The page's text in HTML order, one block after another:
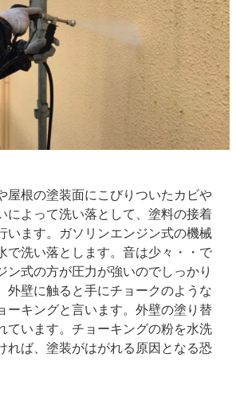
屋根の塗装面にこびりついたカビや
によって洗い落として、塗料の接着
います。ガソリンエンジン式の機械
で洗い落とします。音は少々・・で
ン式の方が圧力が強いのでしっかり
外壁に触ると手にチョークのような
ーキングと言います。外壁の塗り替
ています。チョーキングの粉を水洗
れば、塗装がはがれる原因となる恐